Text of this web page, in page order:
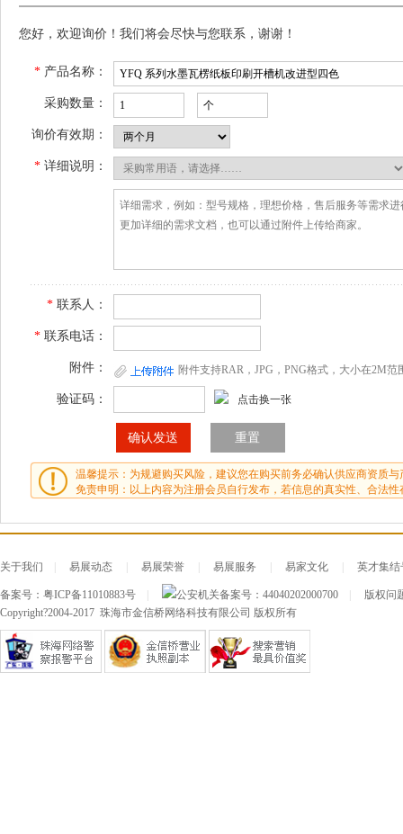
您好，欢迎询价！我们将会尽快与您联系，谢谢！
* 产品名称：
采购数量：
询价有效期：
* 详细说明：
* 联系人：
* 联系电话：
附件： 附件支持RAR，JPG，PNG格式，大小在2M范
验证码： 点击换一张
温馨提示：为规避购买风险，建议您在购买前务必确认供应商资质与
免责申明：以上内容为注册会员自行发布，若信息的真实性、合法性
关于我们 易展动态 易展荣誉 易展服务 易家文化 英才集结
备案号： 粤ICP备11010883号 公安机关备案号： 44040202000700
版权问
Copyright?2004-2017 珠海市金信桥网络科技有限公司 版权所有